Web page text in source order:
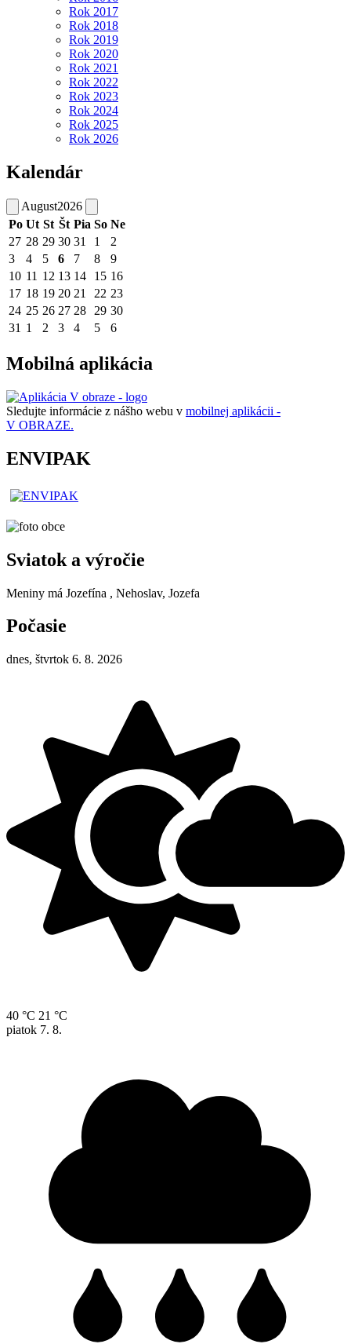
Rok 2017
Rok 2018
Rok 2019
Rok 2020
Rok 2021
Rok 2022
Rok 2023
Rok 2024
Rok 2025
Rok 2026
Kalendár
August2026
Po Ut St Št Pia So Ne
27 28 29 30 31 1
2
3
4 5 6 7 8
9
10 11 12 13 14 15 16
17 18 19 20 21 22 23
24 25 26 27 28 29 30
31 1 2 3 4 5 6
Mobilná aplikácia
Sledujte informácie z nášho webu v mobilnej aplikácii -
V OBRAZE.
ENVIPAK
Sviatok a výročie
Meniny má Jozefína , Nehoslav, Jozefa
Počasie
dnes, štvrtok 6. 8. 2026
40 °C 21 °C
piatok 7. 8.